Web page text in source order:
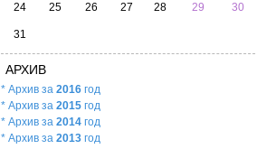
24 25 26 27 28 29 30
31
АРХИВ
* Архив за 2016 год
* Архив за 2015 год
* Архив за 2014 год
* Архив за 2013 год